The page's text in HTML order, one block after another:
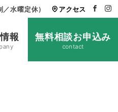
水曜定休） アクセス
報 無料相談お申込み
contact